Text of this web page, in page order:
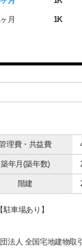
月 1K
理費・共益費
築年月(築年数)
階建
車場あり】
法人 全国宅地建物